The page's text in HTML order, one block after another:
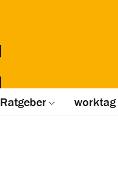
Ratgeber worktag